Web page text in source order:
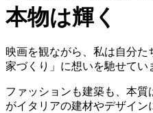
本物は輝く
映画を観ながら、私は自分た
家づくり」に想いを馳せてい
ファッションも建築も、本質
がイタリアの建材やデザイ